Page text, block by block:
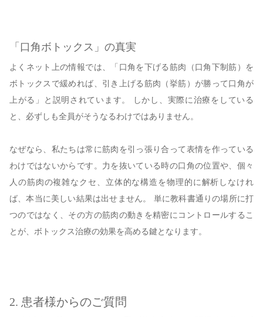
「口角ボトックス」の真実
よくネット上の情報では、「口角を下げる筋肉（口角下制筋）を
ボトックスで緩めれば、引き上げる筋肉（挙筋）が勝って口角が
上がる」と説明されています。 しかし、実際に治療をしている
と、必ずしも全員がそうなるわけではありません。
なぜなら、私たちは常に筋肉を引っ張り合って表情を作っている
わけではないからです。力を抜いている時の口角の位置や、個々
人の筋肉の複雑なクセ、立体的な構造を物理的に解析しなけれ
ば、本当に美しい結果は出せません。 単に教科書通りの場所に打
つのではなく、その方の筋肉の動きを精密にコントロールするこ
とが、ボトックス治療の効果を高める鍵となります。
2. 患者様からのご質問